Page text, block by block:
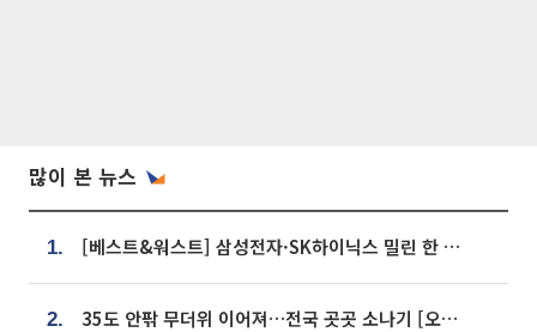
많이 본 뉴스
1. [베스트&워스트] 삼성전자·SK하이닉스 밀린 한 주…상상인증권은 85% 급등
2. 35도 안팎 무더위 이어져…전국 곳곳 소나기 [오늘 날씨]